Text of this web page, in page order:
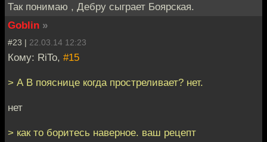
Так понимаю , Дебру сыграет Боярская.
Goblin »
#23 | 22.03.14 12:23
Кому: RiTo, #15
> А В пояснице когда простреливает? нет.
нет
> как то боритесь наверное. ваш рецепт